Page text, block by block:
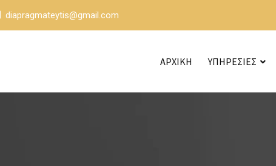
diapragmateytis@gmail.com
ΑΡΧΙΚΗ ΥΠΗΡΕΣΙΕΣ